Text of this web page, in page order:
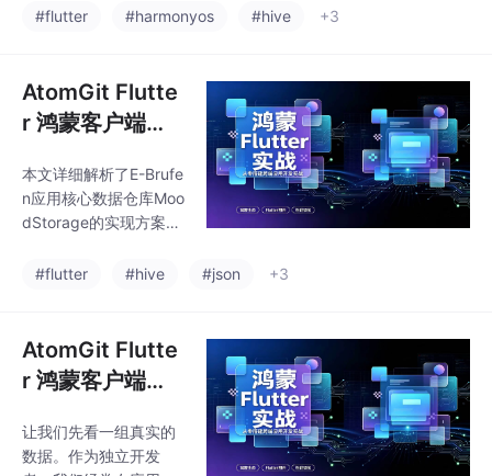
了性能测试数据和实际
行。应用包含情绪日
Hive CE实现本地数据
存储，使用原生Chang
eNotifier进行状态管
层：UI层包含4个主页
面，Widget层封装可复
用组件（如呼吸动画
数据层通过MoodStora
#flutter #harmonyos #hive +3
AtomGit Flutte
r 鸿蒙客户端：
的 CRUD 设计与
Hive JSON 序
本文详细解析了E-Brufe
n应用核心数据仓库Moo
dStorage的实现方案。
计：UI层通过MoodPic
dStorage仓库管理，底
层使用Hive键值存储。
文章从架构决策（选择
入，逐步剖析模型层设
计（MoodType枚举和
#flutter #hive #json +3
AtomGit Flutte
r 鸿蒙客户端：
最佳实践
让我们先看一组真实的
数据。作为独立开发